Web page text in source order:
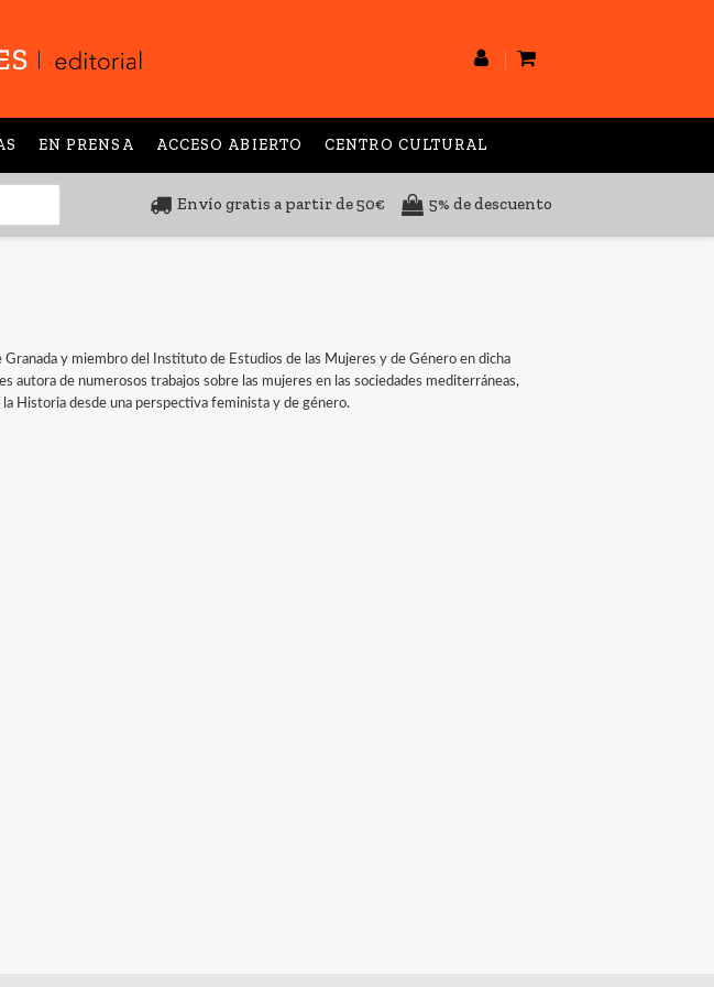
EN PRENSA ACCESO ABIERTO CENTRO CULTURAL
Envío gratis a partir de 50€ 5% de descuento
y miembro del Instituto de Estudios de las Mujeres y de Género en dicha
autora de numerosos trabajos sobre las mujeres en las sociedades mediterráneas,
Historia desde una perspectiva feminista y de género.